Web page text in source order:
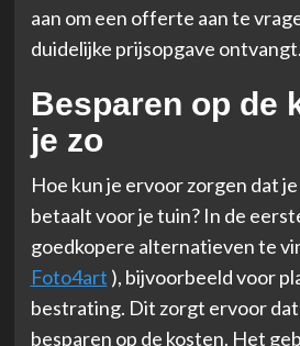
aan om een offerte aan te
duidelijke prijsopgave ontvangt.
Besparen op de
je zo
Hoe kun je ervoor zorgen dat
betaalt voor je tuin? In de
goedkopere alternatieven te
Foto4art ), bijvoorbeeld voor
bestrating. Dit zorgt ervoor
besparen op de kosten. Het